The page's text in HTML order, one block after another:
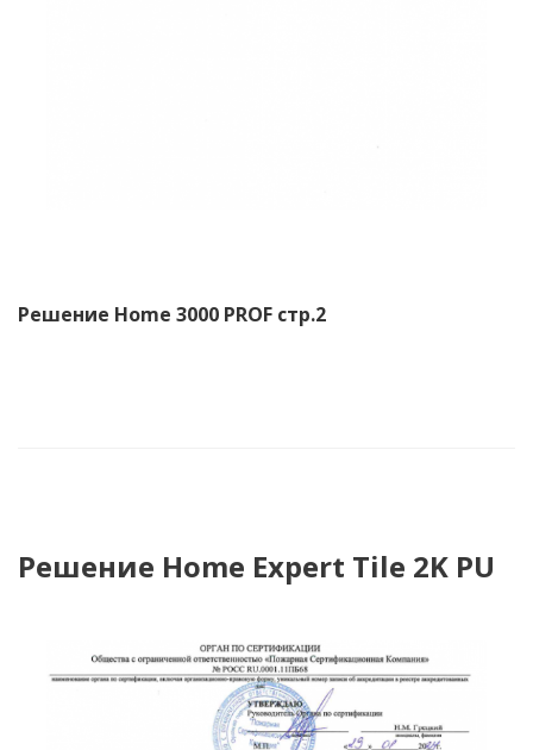
Решение Home 3000 PROF стр.2
Решение Home Expert Tile 2K PU